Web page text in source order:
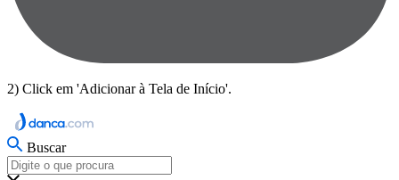
2) Click em 'Adicionar à Tela de Início'.
Buscar